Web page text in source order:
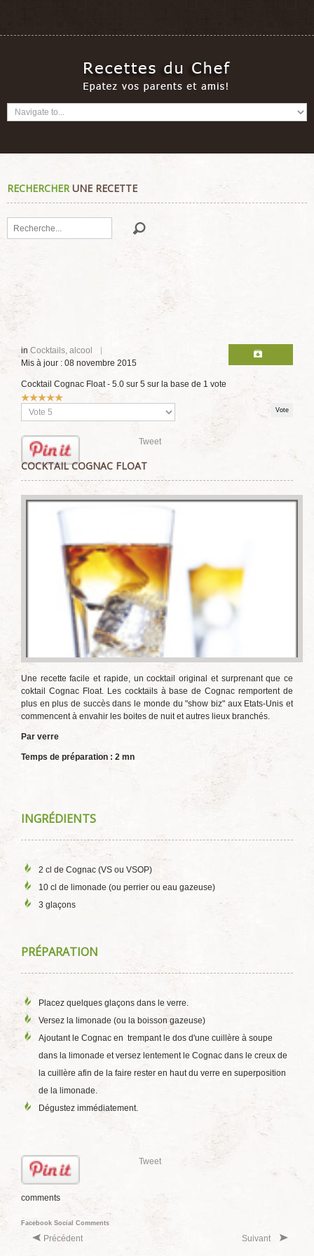
RECHERCHERUNE RECETTE
Rechercher
in Cocktails, alcool
Mis à jour : 08 novembre 2015
Cocktail Cognac Float- 5.0 sur 5 sur la base de 1 vote
Vote
utilisateur:
Veuillez
voter
Tweet
COCKTAIL COGNAC FLOAT
Une recette facile et rapide, un cocktail original et surprenant que ce
coktail Cognac Float. Les cocktails à base de Cognac remportent de
plus en plus de succès dans le monde du "show biz" aux Etats-Unis et
commencent à envahir les boites de nuit et autres lieux branchés.
Par verre
Temps de préparation : 2 mn
INGRÉDIENTS
2 cl de Cognac (VS ou VSOP)
10 cl de limonade (ou perrier ou eau gazeuse)
3 glaçons
PRÉPARATION
Placez quelques glaçons dans le verre.
Versez la limonade (ou la boisson gazeuse)
Ajoutant le Cognac en trempant le dos d'une cuillère à soupe
dans la limonade et versez lentement le Cognac dans le creux de
la cuillère afin de la faire rester en haut du verre en superposition
de la limonade.
Dégustez immédiatement.
Tweet
comments
Facebook Social Comments
Précédent Suivant